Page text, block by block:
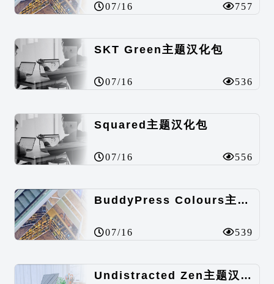
07/16 757
SKT Green主题汉化包
07/16 536
Squared主题汉化包
07/16 556
BuddyPress Colours主题汉化包
07/16 539
Undistracted Zen主题汉化包